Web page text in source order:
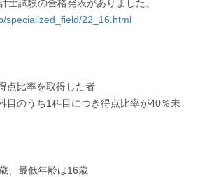
士試験の合格発表がありました。
specialized_field/22_16.html
率を取得した者
うち1科目につき得点比率が40％未
低年齢は16歳